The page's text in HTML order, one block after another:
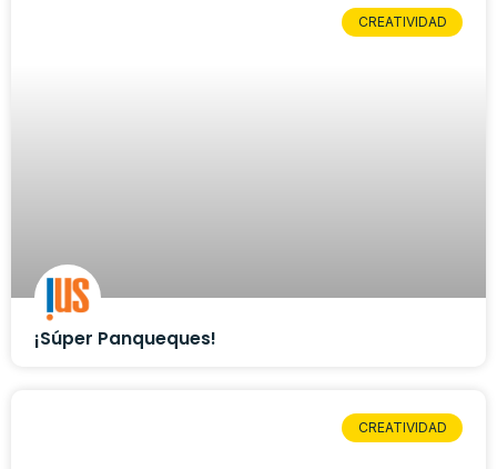
CREATIVIDAD
¡Súper Panqueques!
CREATIVIDAD